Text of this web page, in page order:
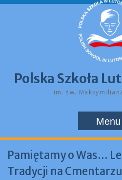
Polska Szkoła
im. św.
Menu
Pamiętamy o Was…
Tradycji na